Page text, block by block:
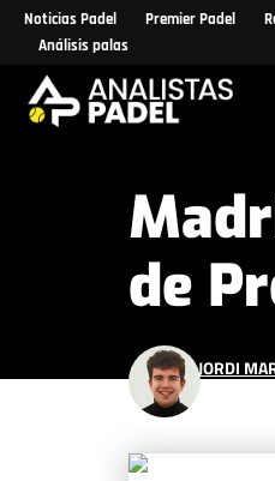
Noticias Padel Premier Padel
Análisis palas
de
ÚLTIMA
JORDI